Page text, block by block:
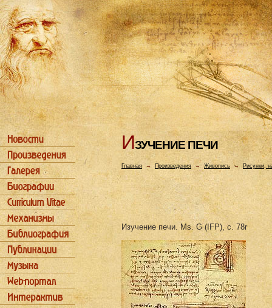
ИЗУЧЕHИЕ ПЕЧИ
Главная→ Произведения → Живопись → Рисунки,
Изучение печи. Ms. G (IFP), c. 78r